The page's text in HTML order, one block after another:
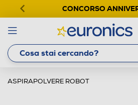
CONCORSO
ASPIRAPOLVERE ROBOT